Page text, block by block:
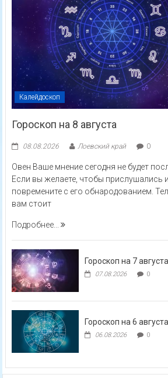
Калейдоскоп
Гороскоп на 8 августа
08.08.2026 Лоевский край 0
Овен Ваше мнение сегодня не будет
Если вы желаете, чтобы прислушались
повремените с его обнародованием.
вам стоит
Подробнее...
Гороскоп на 7 августа
07.08.2026 0
Гороскоп на 6 августа
06.08.2026 0